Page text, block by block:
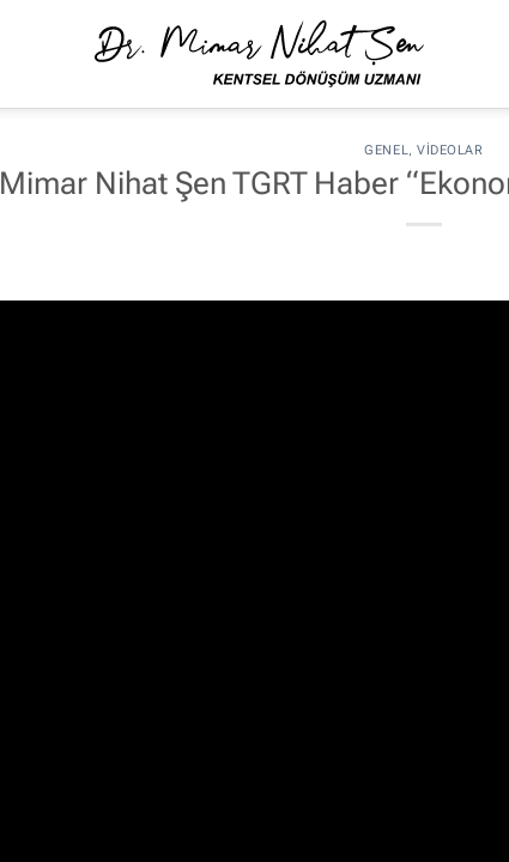
GENEL,VIDEOLAR
Mimar Nihat Şen TGRT Haber